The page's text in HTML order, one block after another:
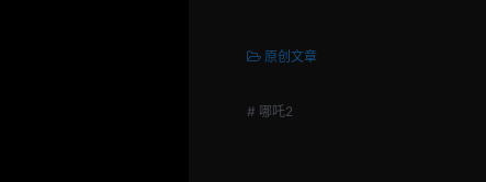
原创文章
# 哪吒2